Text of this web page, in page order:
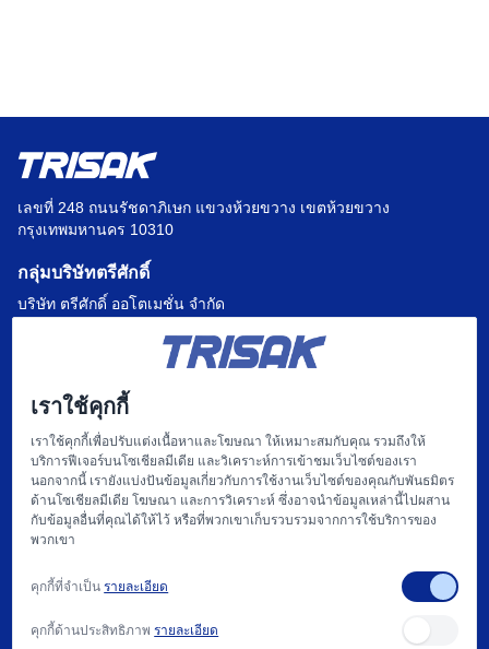
เลขที่ 248 ถนนรัชดาภิเษก แขวงห้วยขวาง เขตห้วยขวาง
กรุงเทพมหานคร 10310
กลุ่มบริษัทตรีศักดิ์
บริษัท ตรีศักดิ์ ออโตเมชั่น จำกัด
บริษัท แฟคตอรี่ ออโตเมชั่น เซ็นเตอร์ จำกัด
บริษัท ไฮทรอน-ตรีศักดิ์ จำกัด
หน้าแรก
เกี่ยวกับเรา
สนับสนุน
เราใช้คุกกี้
เราใช้คุกกี้เพื่อปรับแต่งเนื้อหาและโฆษณา ให้เหมาะสมกับคุณ รวมถึงให้
บริการฟีเจอร์บนโซเชียลมีเดีย และวิเคราะห์การเข้าชมเว็บไซต์ของเรา
นอกจากนี้ เรายังแบ่งปันข้อมูลเกี่ยวกับการใช้งานเว็บไซต์ของคุณกับพันธมิตร
ด้านโซเชียลมีเดีย โฆษณา และการวิเคราะห์ ซึ่งอาจนำข้อมูลเหล่านี้ไปผสาน
กับข้อมูลอื่นที่คุณได้ให้ไว้ หรือที่พวกเขาเก็บรวบรวมจากการใช้บริการของ
พวกเขา
คุกกี้ที่จำเป็นรายละเอียด
คุกกี้ด้านประสิทธิภาพรายละเอียด